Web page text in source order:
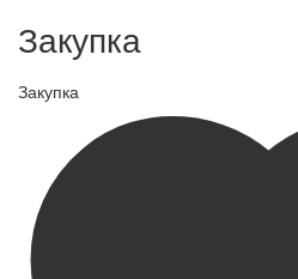
Закупка
Закупка